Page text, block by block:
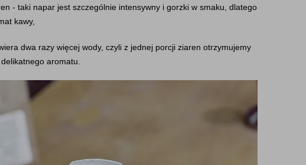
- taki napar jest szczególnie intensywny i gorzki w smaku, dlatego
kawy,
dwa razy więcej wody, czyli z jednej porcji ziaren otrzymujemy
aromatu.